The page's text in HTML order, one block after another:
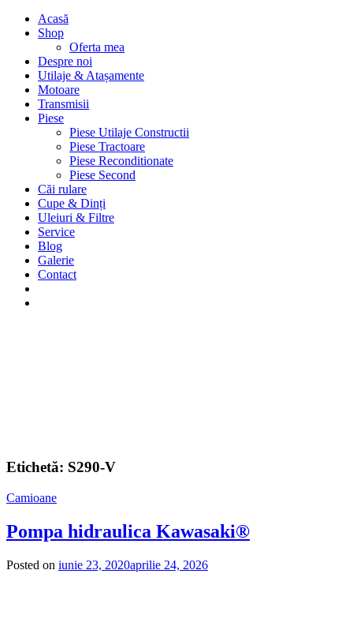
Acasă
Shop
Oferta mea
Despre noi
Utilaje & Atașamente
Motoare
Transmisii
Piese
Piese Utilaje Constructii
Piese Tractoare
Piese Reconditionate
Piese Second
Căi rulare
Cupe & Dinți
Uleiuri & Filtre
Service
Blog
Galerie
Contact
Etichetă: S290-V
Camioane
Pompa hidraulica Kawasaki®
Posted on iunie 23, 2020aprilie 24, 2026